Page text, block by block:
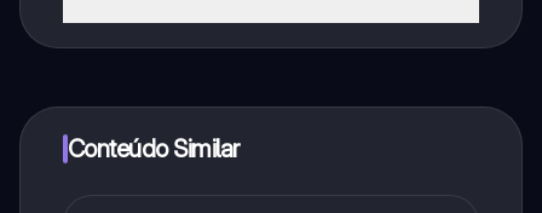
Conteúdo Similar